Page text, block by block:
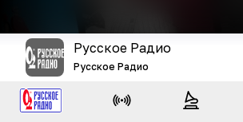
Русское Радио
Русское Радио